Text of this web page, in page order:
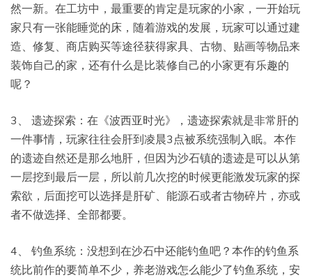
然一新。在工坊中，最重要的肯定是玩家的小家，一开始玩
家只有一张能睡觉的床，随着游戏的发展，玩家可以通过建
造、修复、商店购买等途径获得家具、古物、贴画等物品来
装饰自己的家，还有什么是比装修自己的小家更有乐趣的
呢？
3、 遗迹探索：在《波西亚时光》，遗迹探索就是非常肝的
一件事情，玩家往往会肝到凌晨3点被系统强制入眠。本作
的遗迹自然还是那么地肝，但因为沙石镇的遗迹是可以从第
一层挖到最后一层，所以前几次挖的时候更能激发玩家的探
索欲，后面挖可以选择是肝矿、能源石或者古物碎片，亦或
者不做选择、全部都要。
4、 钓鱼系统：没想到在沙石中还能钓鱼吧？本作的钓鱼系
统比前作的要简单不少，养老游戏怎么能少了钓鱼系统，安